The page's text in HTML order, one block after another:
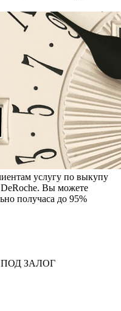
услугу по выкупу
Вы можете
получаса до 95%
ЗАЛОГ